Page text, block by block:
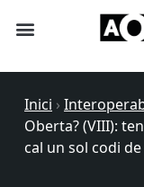
Inici ›
Oberta? (VIII):
cal un sol codi